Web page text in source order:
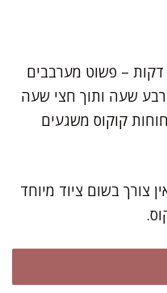
את רוב העבודה תסיימו תוך 10 דקות – פשוט מערבבים
רבע שעה ותוך חצי שעה
קוקוס משגעים
צורך בשום ציוד מיוחד